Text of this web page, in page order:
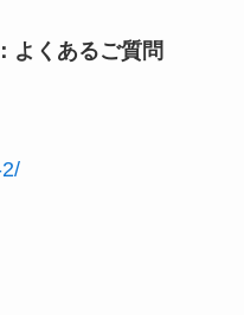
よくあるご質問